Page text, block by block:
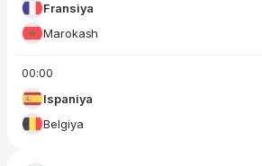
Fransiya
Marokash
00:00
Ispaniya
Belgiya